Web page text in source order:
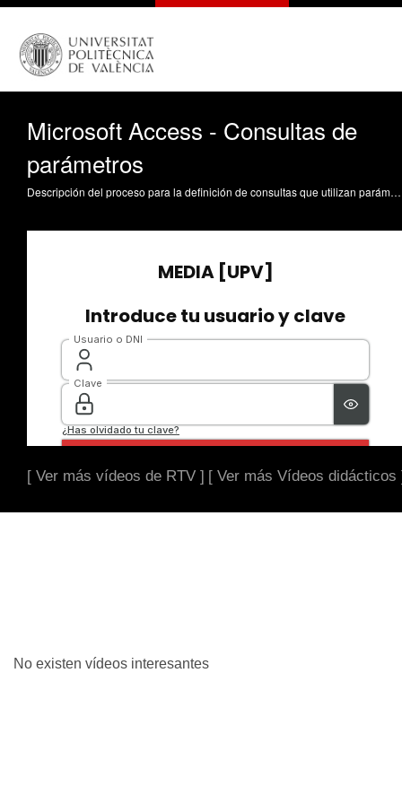
Microsoft Access - Consultas de
parámetros
Descripción del proceso para la definición de consultas que utilizan parámetros, información desconocida en tiempo de diseño que puede utilizarse al ejecutar la consulta Braquehais Acero, V. (2008). Microsoft Access - Consultas de parámetros. https://riunet.upv.es/handle/10251/918
[ Ver más vídeos de RTV ] [ Ver más Vídeos didácticos
No existen vídeos interesantes